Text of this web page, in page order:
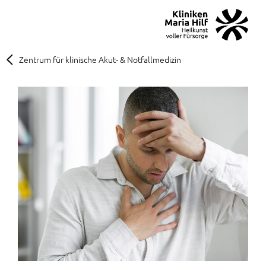
Zentrum für klinische Akut- & Notfallmedizin